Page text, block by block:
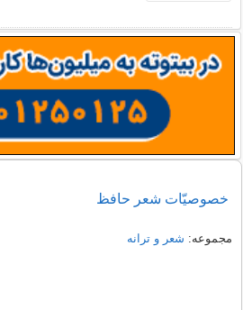
خصوصيّات شعر حافظ
مجموعه: شعر و ترانه